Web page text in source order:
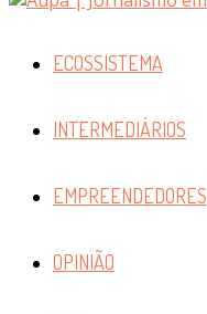
ECOSSISTEMA
INTERMEDIÁRIOS
EMPREENDEDORES
OPINIÃO